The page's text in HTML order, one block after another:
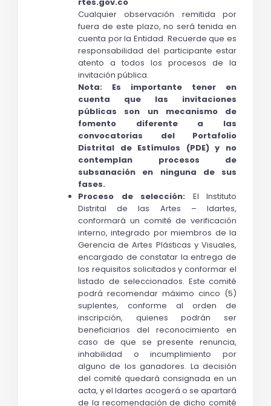
Cualquier observación remitida por
fuera de este plazo, no será tenida en
cuenta por la Entidad. Recuerde que es
responsabilidad del participante estar
atento a todos los procesos de la
invitación pública.
Nota: Es importante tener en
cuenta que las invitaciones
públicas son un mecanismo de
fomento diferente a las
convocatorias del Portafolio
Distrital de Estímulos (PDE) y no
contemplan procesos de
subsanación en ninguna de sus
fases.
Proceso de selección: El Instituto
Distrital de las Artes – Idartes,
conformará un comité de verificación
interno, integrado por miembros de la
Gerencia de Artes Plásticas y Visuales,
encargado de constatar la entrega de
los requisitos solicitados y conformar el
listado de seleccionados. Este comité
podrá recomendar máximo cinco (5)
suplentes, conforme al orden de
inscripción, quienes podrán ser
beneficiarios del reconocimiento en
caso de que se presente renuncia,
inhabilidad o incumplimiento por
alguno de los ganadores. La decisión
del comité quedará consignada en un
acta, y el Idartes acogerá o se apartará
de la recomendación de dicho comité